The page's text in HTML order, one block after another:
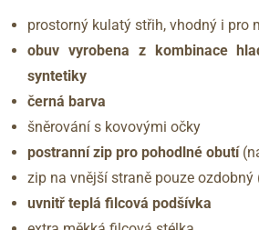
prostorný kulatý střih, vhodný i pro
obuv vyrobena z kombinace
syntetiky
černá barva
šněrování s kovovými očky
postranní zip pro pohodlné obutí
zip na vnější straně pouze
uvnitř teplá filcová podšívka